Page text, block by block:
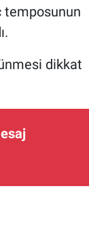
temposunun
dikkat